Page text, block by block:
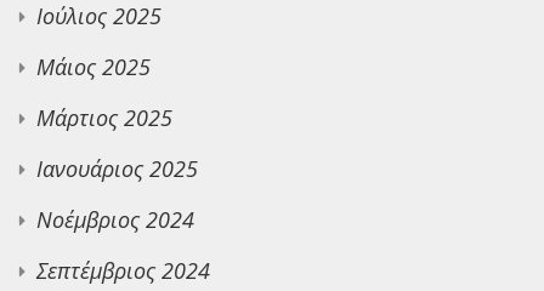
Ιούλιος 2025
Μάιος 2025
Μάρτιος 2025
Ιανουάριος 2025
Νοέμβριος 2024
Σεπτέμβριος 2024